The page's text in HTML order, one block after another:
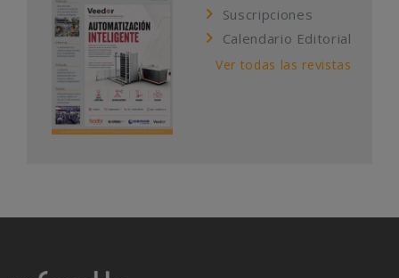
Suscripciones
Calendario Editorial
Ver todas las revistas